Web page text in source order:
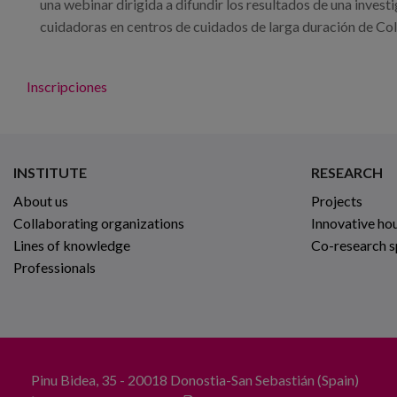
una webinar dirigida a difundir los resultados de una
cuidadoras en centros de cuidados de larga duración de
Inscripciones
INSTITUTE
About us
Collaborating organizations
Lines of knowledge
Professionals
RESEARCH
Projects
Innovative
Co-research
Pinu Bidea, 35 - 20018 Donostia-San Sebastián (Spain)